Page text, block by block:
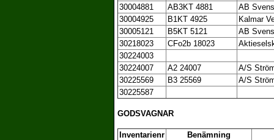
30004881
AB3KT 4881
AB
30004925
B1KT 4925
Kalmar
30005121
B5KT 5121
AB
30218023
CFo2b 18023
30224003
30224007
A2 24007
A/S
30225569
B3 25569
A/S
30225587
GODSVAGNAR
Inventarienr
Benämning